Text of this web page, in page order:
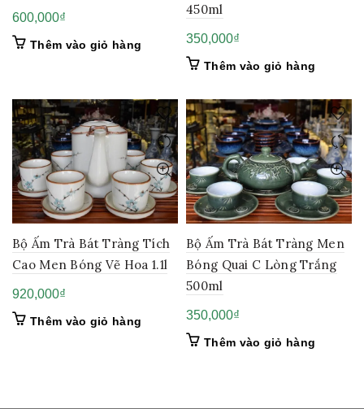
600,000₫
Thêm vào giỏ hàng
450ml
350,000₫
Thêm vào giỏ hàng
Bộ Ấm Trà Bát Tràng Tích
Cao Men Bóng Vẽ Hoa 1.1l
920,000₫
Thêm vào giỏ hàng
Bộ Ấm Trà Bát Tràng Men
Bóng Quai C Lòng Trắng
500ml
350,000₫
Thêm vào giỏ hàng